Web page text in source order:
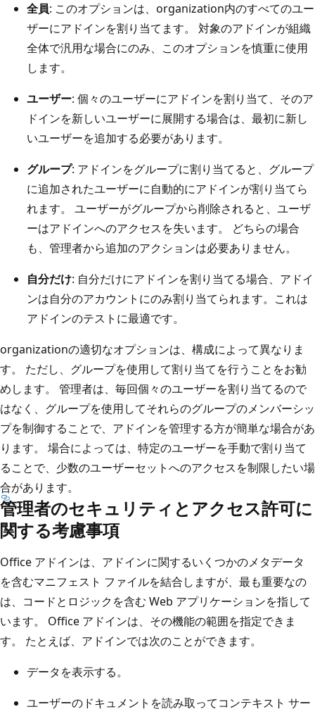
全員: このオプションは、organization内のすべてのユー
ザーにアドインを割り当てます。 対象のアドインが組織
全体で汎用な場合にのみ、このオプションを慎重に使用
します。
ユーザー: 個々のユーザーにアドインを割り当て、そのア
ドインを新しいユーザーに展開する場合は、最初に新し
いユーザーを追加する必要があります。
グループ: アドインをグループに割り当てると、グループ
に追加されたユーザーに自動的にアドインが割り当てら
れます。 ユーザーがグループから削除されると、ユーザ
ーはアドインへのアクセスを失います。 どちらの場合
も、管理者から追加のアクションは必要ありません。
自分だけ: 自分だけにアドインを割り当てる場合、アドイ
ンは自分のアカウントにのみ割り当てられます。これは
アドインのテストに最適です。
organizationの適切なオプションは、構成によって異なりま
す。 ただし、グループを使用して割り当てを行うことをお勧
めします。 管理者は、毎回個々のユーザーを割り当てるので
はなく、グループを使用してそれらのグループのメンバーシッ
プを制御することで、アドインを管理する方が簡単な場合があ
ります。 場合によっては、特定のユーザーを手動で割り当て
ることで、少数のユーザーセットへのアクセスを制限したい場
合があります。
管理者のセキュリティとアクセス許可に
関する考慮事項
Office アドインは、アドインに関するいくつかのメタデータ
を含むマニフェスト ファイルを結合しますが、最も重要なの
は、コードとロジックを含む Web アプリケーションを指して
います。 Office アドインは、その機能の範囲を指定できま
す。 たとえば、アドインでは次のことができます。
データを表示する。
ユーザーのドキュメントを読み取ってコンテキスト サー